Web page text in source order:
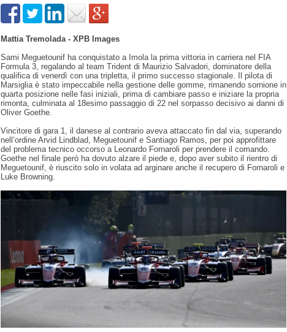
Mattia Tremolada - XPB Images
Sami Meguetounif ha conquistato a Imola la prima vittoria in carriera nel FIA
Formula 3, regalando al team Trident di Maurizio Salvadori, dominatore della
qualifica di venerdì con una tripletta, il primo successo stagionale. Il pilota di
Marsiglia è stato impeccabile nella gestione delle gomme, rimanendo sornione in
quarta posizione nelle fasi iniziali, prima di cambiare passo e iniziare la propria
rimonta, culminata al 18esimo passaggio di 22 nel sorpasso decisivo ai danni di
Oliver Goethe.
Vincitore di gara 1, il danese al contrario aveva attaccato fin dal via, superando
nell’ordine Arvid Lindblad, Meguetounif e Santiago Ramos, per poi approfittare
del problema tecnico occorso a Leonardo Fornaroli per prendere il comando.
Goethe nel finale però ha dovuto alzare il piede e, dopo aver subito il rientro di
Meguetounif, è riuscito solo in volata ad arginare anche il recupero di Fornaroli e
Luke Browning.